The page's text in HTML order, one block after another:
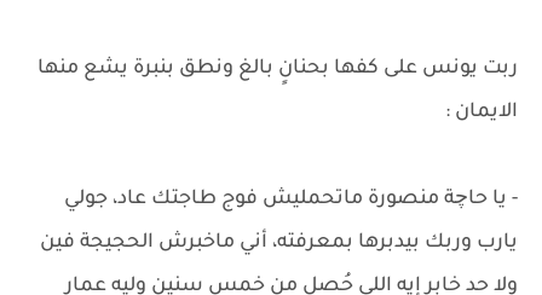
ربت يونس على كفها بحنانٍ بالغ ونطق بنبرة يشع منها
الايمان :
- يا حاچة منصورة ماتحمليش فوج طاجتك عاد، جولي
يارب وربك بيدبرها بمعرفته، أني ماخبرش الحجيجة فين
ولا حد خابر إيه اللي حُصل من خمس سنين وليه عمار